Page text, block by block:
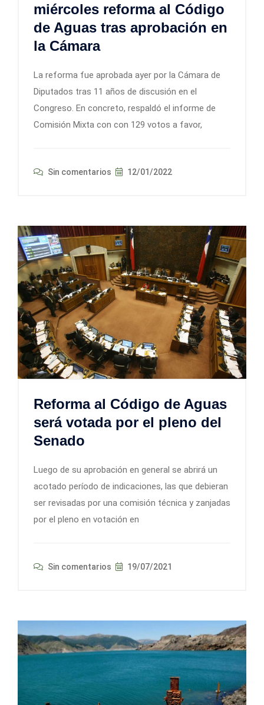
miércoles reforma al Código
de Aguas tras aprobación en
la Cámara
La reforma fue aprobada ayer por la Cámara de
Diputados tras 11 años de discusión en el
Congreso. En concreto, respaldó el informe de
Comisión Mixta con con 129 votos a favor,
Sin comentarios 12/01/2022
Reforma al Código de Aguas
será votada por el pleno del
Senado
Luego de su aprobación en general se abrirá un
acotado período de indicaciones, las que debieran
ser revisadas por una comisión técnica y zanjadas
por el pleno en votación en
Sin comentarios 19/07/2021